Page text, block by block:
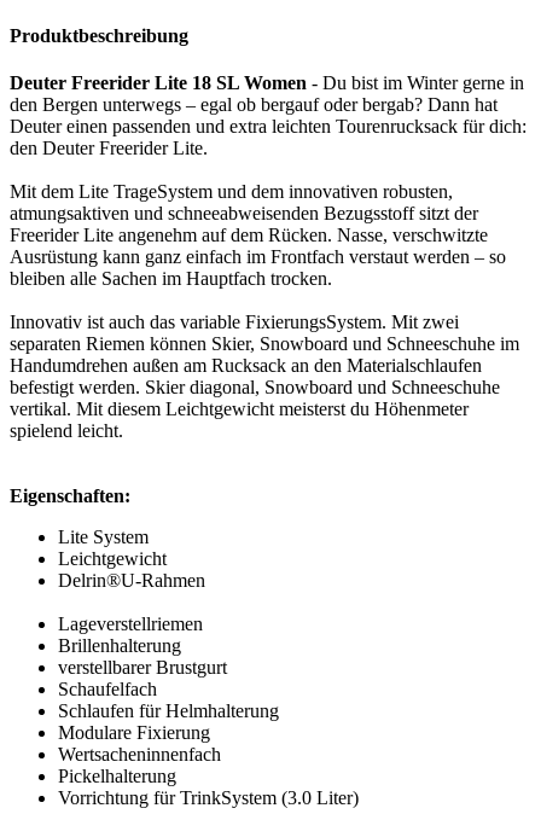
Produktbeschreibung
Deuter Freerider Lite 18 SL Women - Du bist im Winter gerne in
den Bergen unterwegs – egal ob bergauf oder bergab? Dann hat
Deuter einen passenden und extra leichten Tourenrucksack für dich:
den Deuter Freerider Lite.
Mit dem Lite TrageSystem und dem innovativen robusten,
atmungsaktiven und schneeabweisenden Bezugsstoff sitzt der
Freerider Lite angenehm auf dem Rücken. Nasse, verschwitzte
Ausrüstung kann ganz einfach im Frontfach verstaut werden – so
bleiben alle Sachen im Hauptfach trocken.
Innovativ ist auch das variable FixierungsSystem. Mit zwei
separaten Riemen können Skier, Snowboard und Schneeschuhe im
Handumdrehen außen am Rucksack an den Materialschlaufen
befestigt werden. Skier diagonal, Snowboard und Schneeschuhe
vertikal. Mit diesem Leichtgewicht meisterst du Höhenmeter
spielend leicht.
Eigenschaften:
Lite System
Leichtgewicht
Delrin®U-Rahmen
Lageverstellriemen
Brillenhalterung
verstellbarer Brustgurt
Schaufelfach
Schlaufen für Helmhalterung
Modulare Fixierung
Wertsacheninnenfach
Pickelhalterung
Vorrichtung für TrinkSystem (3.0 Liter)